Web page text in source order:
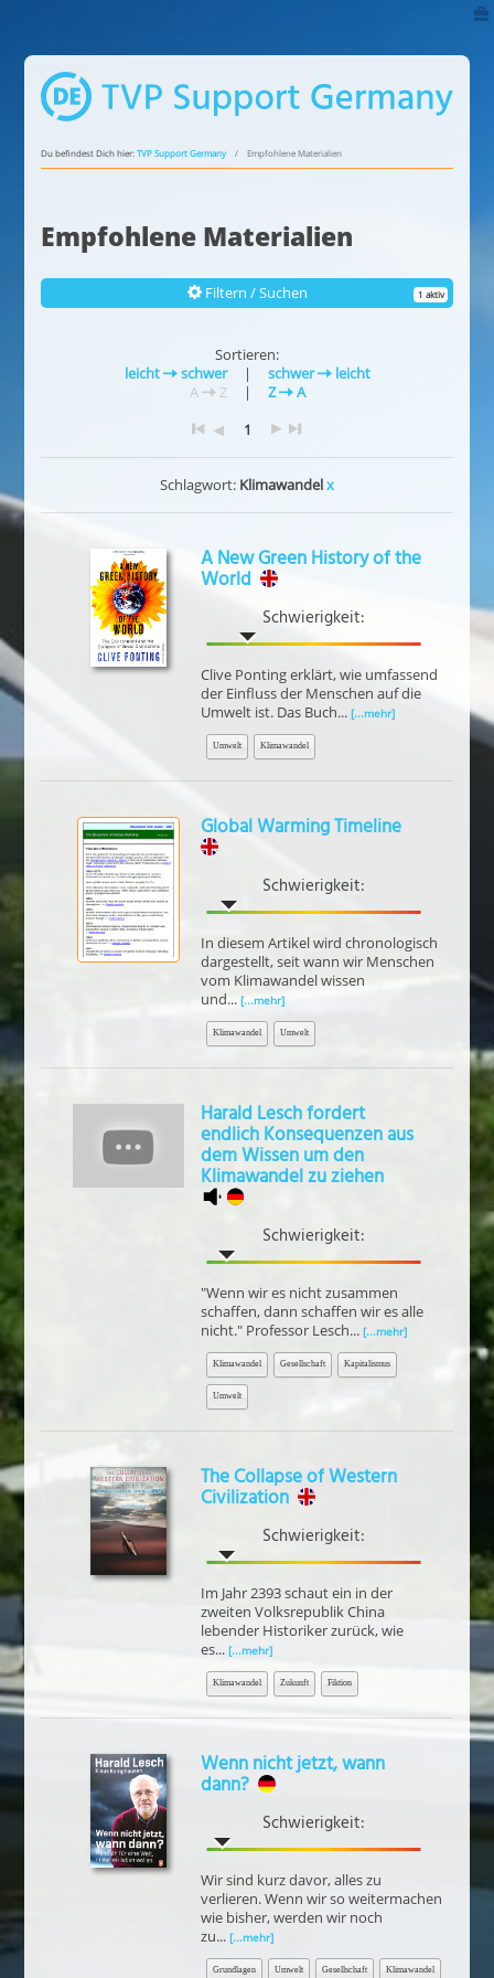
Du befindest Dich hier:TVP Support Germany Empfohlene Materialien
Empfohlene Materialien
Filtern / Suchen 1 aktiv
Sortieren:
leicht
schwer | schwer
leicht
A
Z | Z
A
1
Schlagwort: Klimawandelx
A New Green History of the
World
Schwierigkeit:
Clive Ponting erklärt, wie umfassend
der Einfluss der Menschen auf die
Umwelt ist. Das Buch... [...mehr]
Umwelt Klimawandel
Global Warming Timeline
Schwierigkeit:
In diesem Artikel wird chronologisch
dargestellt, seit wann wir Menschen
vom Klimawandel wissen
und... [...mehr]
Klimawandel Umwelt
Harald Lesch fordert
endlich Konsequenzen aus
dem Wissen um den
Klimawandel zu ziehen
Schwierigkeit:
"Wenn wir es nicht zusammen
schaffen, dann schaffen wir es alle
nicht." Professor Lesch... [...mehr]
Klimawandel Gesellschaft Kapitalismus
Umwelt
The Collapse of Western
Civilization
Schwierigkeit:
Im Jahr 2393 schaut ein in der
zweiten Volksrepublik China
lebender Historiker zurück, wie
es... [...mehr]
Klimawandel Zukunft Fiktion
Wenn nicht jetzt, wann
dann?
Schwierigkeit:
Wir sind kurz davor, alles zu
verlieren. Wenn wir so weitermachen
wie bisher, werden wir noch
zu... [...mehr]
Grundlagen Umwelt Gesellschaft Klimawandel